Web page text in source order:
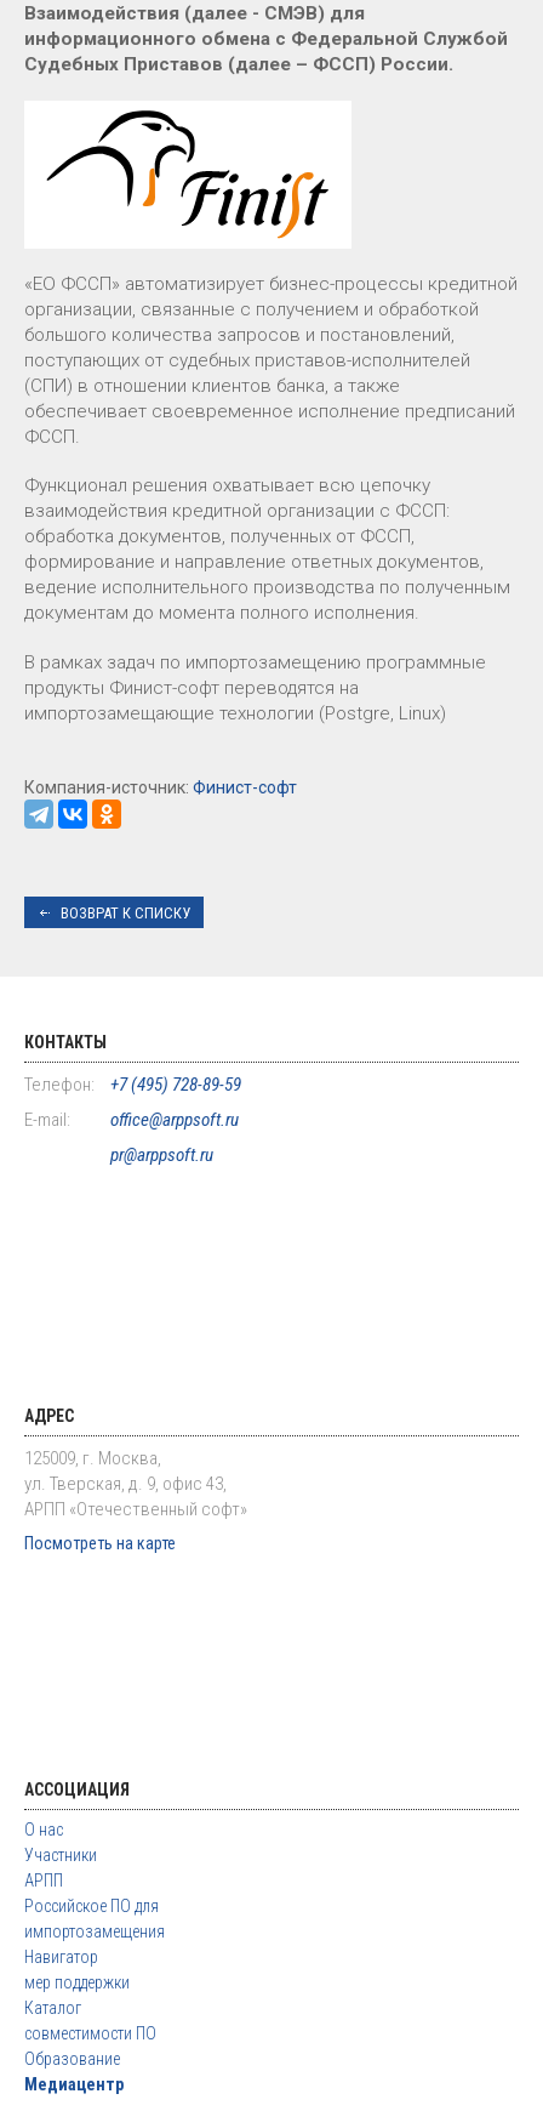
Взаимодействия (далее - СМЭВ) для
информационного обмена с Федеральной Службой
Судебных Приставов (далее – ФССП) России.
«ЕО ФССП» автоматизирует бизнес-процессы кредитной
организации, связанные с получением и обработкой
большого количества запросов и постановлений,
поступающих от судебных приставов-исполнителей
(СПИ) в отношении клиентов банка, а также
обеспечивает своевременное исполнение предписаний
ФССП.
Функционал решения охватывает всю цепочку
взаимодействия кредитной организации с ФССП:
обработка документов, полученных от ФССП,
формирование и направление ответных документов,
ведение исполнительного производства по полученным
документам до момента полного исполнения.
В рамках задач по импортозамещению программные
продукты Финист-софт переводятся на
импортозамещающие технологии (Postgre, Linux)
Компания-источник: Финист-софт
ВОЗВРАТ К СПИСКУ
КОНТАКТЫ
Телефон:
+7 (495) 728-89-59
E-mail:
office@arppsoft.ru
pr@arppsoft.ru
АДРЕС
125009, г. Москва,
ул. Тверская, д. 9, офис 43,
АРПП «Отечественный софт»
Посмотреть на карте
АССОЦИАЦИЯ
О нас
Участники
АРПП
Российское ПО для
импортозамещения
Навигатор
мер поддержки
Каталог
совместимости ПО
Образование
Медиацентр